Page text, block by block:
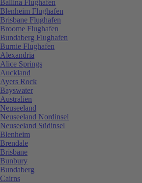
Ballina Flughafen
Blenheim Flughafen
Brisbane Flughafen
Broome Flughafen
Bundaberg Flughafen
Burnie Flughafen
Alexandria
Alice Springs
Auckland
Ayers Rock
Bayswater
Australien
Neuseeland
Neuseeland Nordinsel
Neuseeland Südinsel
Blenheim
Brendale
Brisbane
Bunbury
Bundaberg
Cairns